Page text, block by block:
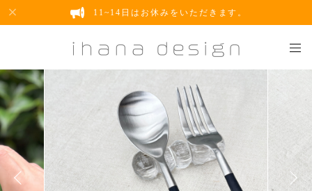
11~14日はお休みをいただきます。